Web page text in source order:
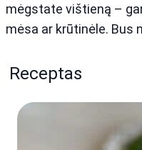
mėgstate vištieną –
mėsa ar krūtinėle. Bus
Receptas